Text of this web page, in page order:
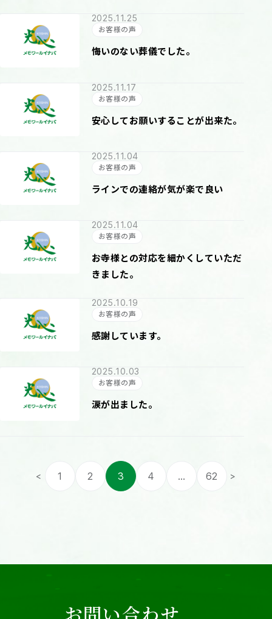
2025.11.25
お客様の声
悔いのない葬儀でした。
2025.11.17
お客様の声
安心してお願いすることが出来た。
2025.11.04
お客様の声
ラインでの連絡が気が楽で良い
2025.11.04
お客様の声
お寺様との対応を細かくしていただ
きました。
2025.10.19
お客様の声
感謝しています。
2025.10.03
お客様の声
涙が出ました。
ー
< 1 2 3 4 … 62 >
お問い合わせ